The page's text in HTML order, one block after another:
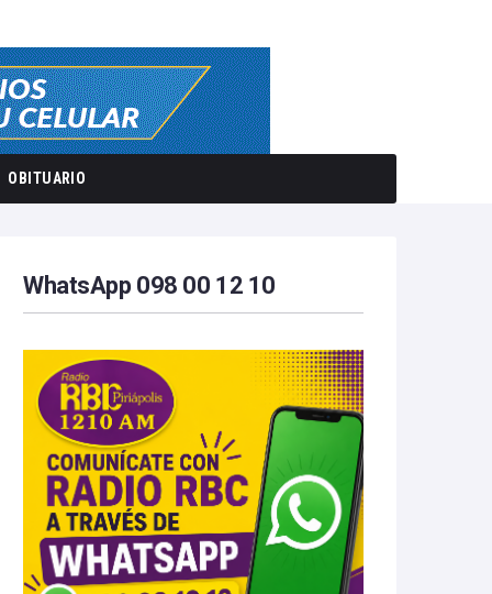
OBITUARIO
WhatsApp 098 00 12 10